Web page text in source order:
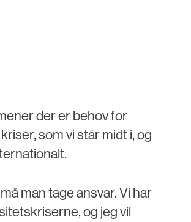
der er behov for
som vi står midt i, og
man tage ansvar. Vi har
og jeg vil